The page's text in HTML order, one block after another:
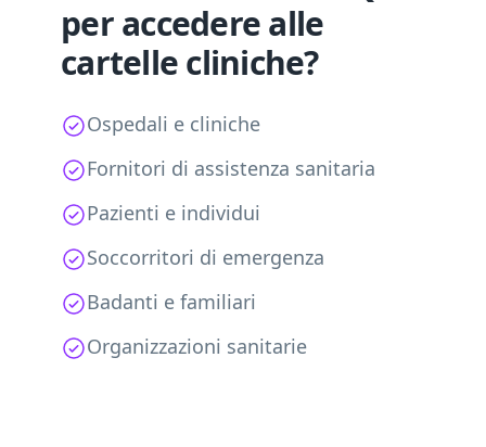
per accedere alle
cartelle cliniche?
Ospedali e cliniche
Fornitori di assistenza sanitaria
Pazienti e individui
Soccorritori di emergenza
Badanti e familiari
Organizzazioni sanitarie